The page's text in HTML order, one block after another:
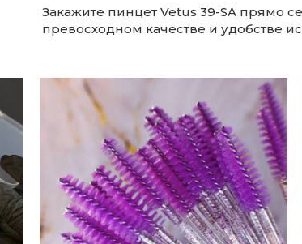
Закажите пинцет Vetus 39-SA прямо
превосходном качестве и удобстве